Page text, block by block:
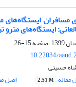
مسافران ایستگاه‌های
ایستگاه‌های مترو
15-26
10.22034/
حسینی
مقاله 2.51 M اصل